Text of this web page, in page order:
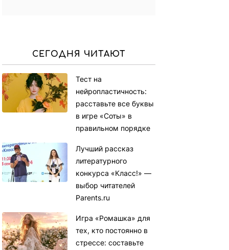
СЕГОДНЯ ЧИТАЮТ
Тест на
нейропластичность:
расставьте все буквы
в игре «Соты» в
правильном порядке
Лучший рассказ
литературного
конкурса «Класс!» —
выбор читателей
Parents.ru
Игра «Ромашка» для
тех, кто постоянно в
стрессе: составьте